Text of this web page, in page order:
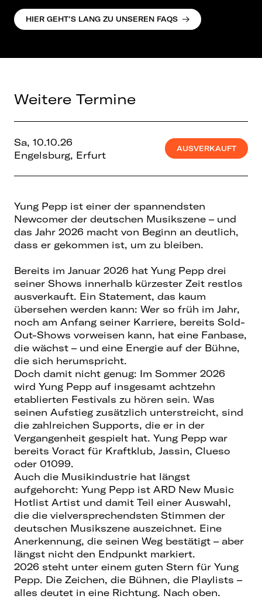
HIER GEHT’S LANG ZU UNSEREN FAQS
Weitere Termine
Sa, 10.10.26
Engelsburg, Erfurt
AUSVERKAUFT
Yung Pepp ist einer der spannendsten
Newcomer der deutschen Musikszene – und
das Jahr 2026 macht von Beginn an deutlich,
dass er gekommen ist, um zu bleiben.
Bereits im Januar 2026 hat Yung Pepp drei
seiner Shows innerhalb kürzester Zeit restlos
ausverkauft. Ein Statement, das kaum
übersehen werden kann: Wer so früh im Jahr,
noch am Anfang seiner Karriere, bereits Sold-
Out-Shows vorweisen kann, hat eine Fanbase,
die wächst – und eine Energie auf der Bühne,
die sich herumspricht.
Doch damit nicht genug: Im Sommer 2026
wird Yung Pepp auf insgesamt achtzehn
etablierten Festivals zu hören sein. Was
seinen Aufstieg zusätzlich unterstreicht, sind
die zahlreichen Supports, die er in der
Vergangenheit gespielt hat. Yung Pepp war
bereits Voract für Kraftklub, Jassin, Clueso
oder 01099.
Auch die Musikindustrie hat längst
aufgehorcht: Yung Pepp ist ARD New Music
Hotlist Artist und damit Teil einer Auswahl,
die die vielversprechendsten Stimmen der
deutschen Musikszene auszeichnet. Eine
Anerkennung, die seinen Weg bestätigt – aber
längst nicht den Endpunkt markiert.
2026 steht unter einem guten Stern für Yung
Pepp. Die Zeichen, die Bühnen, die Playlists –
alles deutet in eine Richtung. Nach oben.